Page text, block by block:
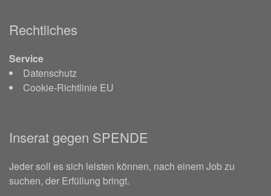
Rechtliches
Service
Datenschutz
Cookie-Richtlinie EU
Inserat gegen SPENDE
Jeder soll es sich leisten können, nach einem Job zu
suchen, der Erfüllung bringt.